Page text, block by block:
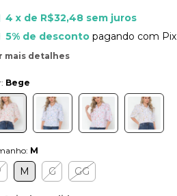
4 x de R$32,48 sem juros
5% de descontopagando com Pix
mais detalhes
Bege
M
M G GG